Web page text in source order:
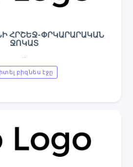
ՀՐՇԵՋ-ՓՐԿԱՐԱՐԱԿԱՆ
ՋՈԿԱՏ
բիզնես էջը